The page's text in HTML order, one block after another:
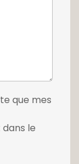
que mes
le